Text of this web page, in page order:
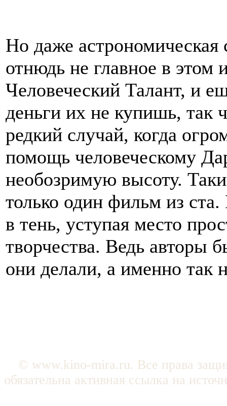
Но даже
отнюдь не главное в этом
Человеческий Талант, и
деньги их не купишь, так
редкий случай, когда
помощь человеческому
необозримую высоту.
только один фильм из
в тень, уступая место
творчества. Ведь авторы
они делали, а именно так
© www.kino-mira.ru. Все права
обязательна активная ссылка на